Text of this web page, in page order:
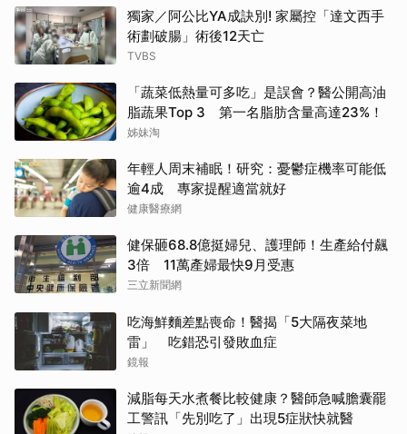
獨家／阿公比YA成訣別! 家屬控「達文西手
術劃破腸」術後12天亡
TVBS
「蔬菜低熱量可多吃」是誤會？醫公開高油
脂蔬果Top 3 第一名脂肪含量高達23%！
姊妹淘
年輕人周末補眠！研究：憂鬱症機率可能低
逾4成 專家提醒適當就好
健康醫療網
健保砸68.8億挺婦兒、護理師！生產給付飆
3倍 11萬產婦最快9月受惠
三立新聞網
吃海鮮麵差點喪命！醫揭「5大隔夜菜地
雷」 吃錯恐引發敗血症
鏡報
減脂每天水煮餐比較健康？醫師急喊膽囊罷
工警訊「先別吃了」出現5症狀快就醫